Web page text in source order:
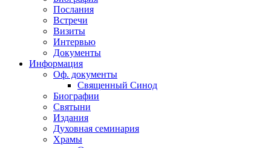
Послания
Встречи
Визиты
Интервью
Документы
Информация
Оф. документы
Священный Синод
Биографии
Святыни
Издания
Духовная семинария
Храмы